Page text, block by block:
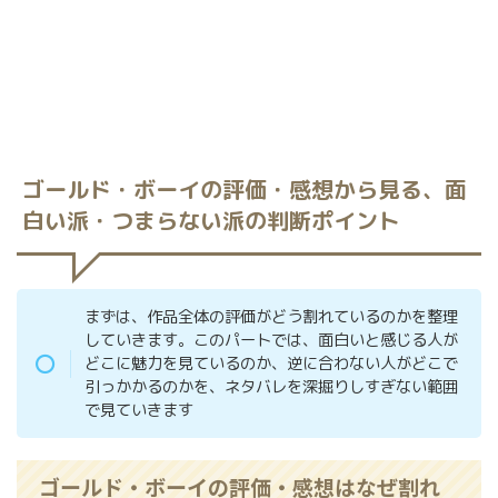
ゴールド・ボーイの評価・感想から見る、面
白い派・つまらない派の判断ポイント
まずは、作品全体の評価がどう割れているのかを整理
していきます。このパートでは、面白いと感じる人が
どこに魅力を見ているのか、逆に合わない人がどこで
引っかかるのかを、ネタバレを深掘りしすぎない範囲
で見ていきます
ゴールド・ボーイの評価・感想はなぜ割れ